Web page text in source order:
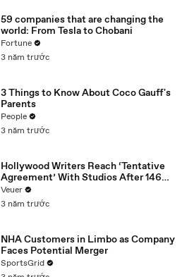
59 companies that are changing the
world: From Tesla to Chobani
Fortune
3 năm trước
3 Things to Know About Coco Gauff's
Parents
People
3 năm trước
Hollywood Writers Reach ‘Tentative
Agreement’ With Studios After 146
Day Strike
Veuer
3 năm trước
NHA Customers in Limbo as Company
Faces Potential Merger
SportsGrid